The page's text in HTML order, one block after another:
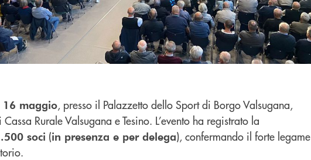
16 maggio, presso il Palazzetto dello Sport di Borgo Valsugana,
Cassa Rurale Valsugana e Tesino. L’evento ha registrato la
soci (in presenza e per delega), confermando il forte legame